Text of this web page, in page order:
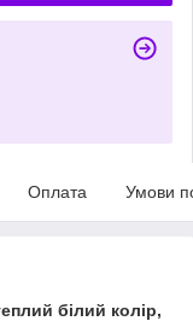
Оплата Умови
білий колір,